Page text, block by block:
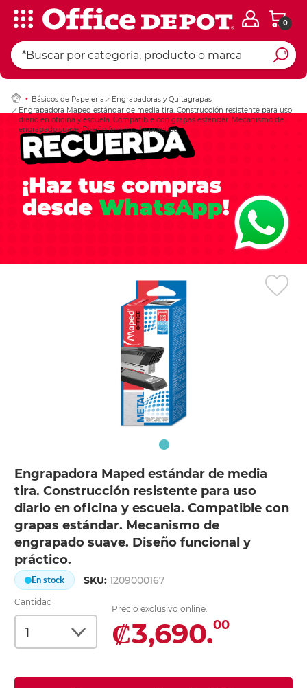
0
Básicos de Papeleria
Engrapadoras y Quitagrapas
Engrapadora Maped estándar de media tira. Construcción resistente para uso
diario en oficina y escuela. Compatible con grapas estándar. Mecanismo de
engrapado suave. Diseño funcional y práctico.
Engrapadora Maped estándar de media
tira. Construcción resistente para uso
diario en oficina y escuela. Compatible con
grapas estándar. Mecanismo de
engrapado suave. Diseño funcional y
práctico.
En stock SKU:1209000167
Cantidad
Precio exclusivo online:
₡3,690.00
Ingresar Codigo